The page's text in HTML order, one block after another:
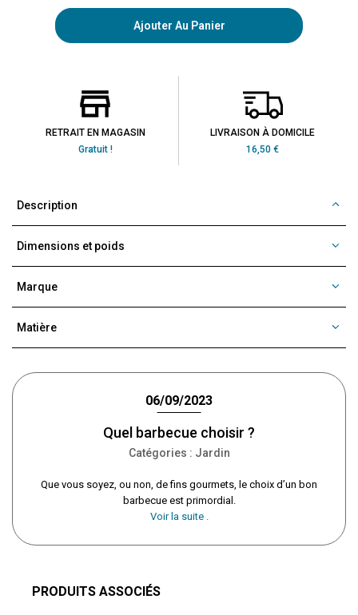
Ajouter Au Panier
RETRAIT EN MAGASIN
Gratuit !
LIVRAISON À DOMICILE
16,50 €
Description
Dimensions et poids
Marque
Matière
06/09/2023
Quel barbecue choisir ?
Catégories : Jardin
Que vous soyez, ou non, de fins gourmets, le choix d’un bon
barbecue est primordial.
Voir la suite .
PRODUITS ASSOCIÉS